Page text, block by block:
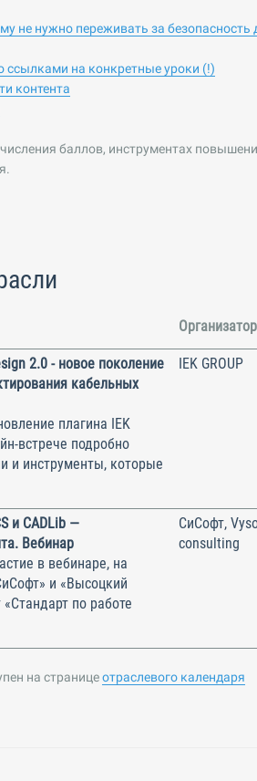
не нужно переживать за безопасность
ссылками на конкретные уроки (!)
контента
баллов, инструментах
Организатор
2.0 - новое поколение
кабельных
плагина IEK
встрече подробно
и инструменты, которые
IEK GROUP
и CADLib —
Вебинар
в вебинаре, на
и «Высоцкий
по работе
СиСофт,
consulting
на страницеотраслевого календаря